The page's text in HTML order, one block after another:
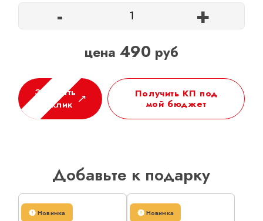
- +
цена 490руб
Заказать
в 1 клик
Получить КП под
мой бюджет
Добавьте к подарку
Новинка Новинка